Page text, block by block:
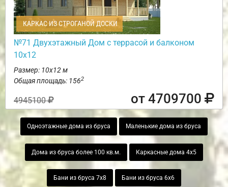
КАРКАС ИЗ СТРОГАНОЙ ДОСКИ
№71 Двухэтажный Дом с террасой и балконом
10х12
Размер: 10х12 м
Общая площадь: 1562
4945100 от 4709700
Одноэтажные дома из бруса Маленькие дома из бруса
Дома из бруса более 100 кв.м. Каркасные дома 4х5
Бани из бруса 7х8 Бани из бруса 6х6